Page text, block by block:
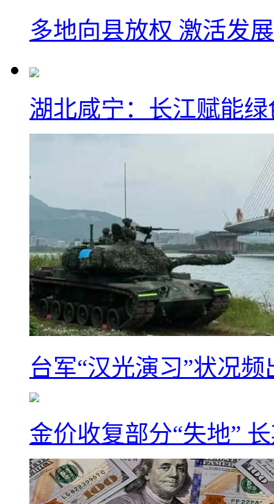
多地向县放权 激活发
湖北咸宁：长江赋能
台军“汉光演习”状况
金价收复部分“失地”